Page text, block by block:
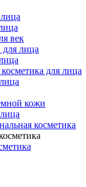
век
лица
для лица
кожи
косметика